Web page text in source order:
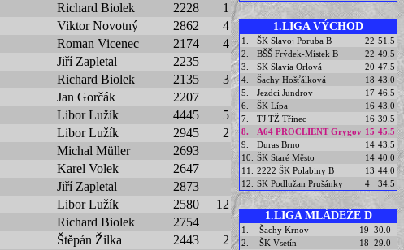
1.LIGA VÝCHOD
1. ŠK Slavoj Poruba B 22 51.5
2.
BŠŠ Frýdek-Místek B 22 49.5
3.
SK Slavia Orlová 20 47.5
4.
Šachy Hošťálková 18 43.0
5.
Jezdci Jundrov 17 46.5
6.
ŠK Lípa 16 43.0
7.
TJ TŽ Třinec 16 39.5
8.
A64 PROCLIENT Grygov 15 45.5
9.
Duras Brno 14 43.5
10.
ŠK Staré Město 14 40.0
11.
2222 ŠK Polabiny B 13 44.0
12.
SK Podlužan Prušánky 4 34.5
1.LIGA MLÁDEŽE D
1. Šachy Krnov 19 30.0
2.
ŠK Vsetín 18 29.0
Richard Biolek 2228
1
Viktor Novotný 2862
4
Roman Vicenec 2174
4
Jiří Zapletal
2235
Richard Biolek 2135
3
Jan Gorčák
2207
Libor Lužík 4445
5
Libor Lužík 2945
2
Michal Müller
2693
Karel Volek
2647
Jiří Zapletal
2873
Libor Lužík 2580
12
Richard Biolek
2754
Štěpán Žilka 2443
2